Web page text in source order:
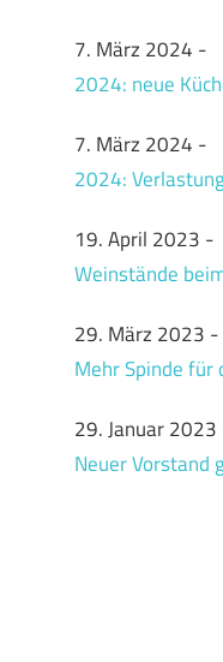
7. März 2024 -
2024: neue
7. März 2024 -
2024:
19. April 2023 -
Weinstände
29. März 2023 -
Mehr Spinde für
29. Januar 2023
Neuer Vorstand